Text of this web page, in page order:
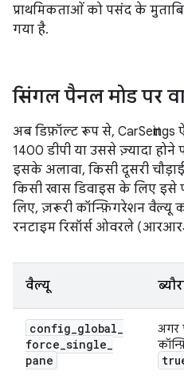
प्राथमिकताओं को पसंद के
गया है.
सिंगल पैनल मोड पर
अब डिफ़ॉल्ट रूप से, CarSettings
1400 डीपी या उससे ज़्यादा
इसके अलावा, किसी दूसरी
किसी खास डिवाइस के लिए
लिए, ज़रूरी कॉन्फ़िगरेशन वैल्यू
रनटाइम रिसॉर्स ओवरले
वैल्यू
config_global_
force_single_
pane
अगर